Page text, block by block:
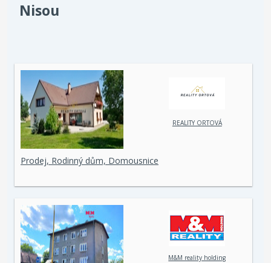
Nisou
REALITY ORTOVÁ
Prodej, Rodinný dům, Domousnice
M&M reality holding